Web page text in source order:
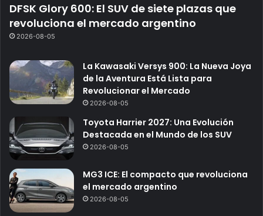
DFSK Glory 600: El SUV de siete plazas que
revoluciona el mercado argentino
2026-08-05
La Kawasaki Versys 900: La Nueva Joya
de la Aventura Está Lista para
Revolucionar el Mercado
2026-08-05
Toyota Harrier 2027: Una Evolución
Destacada en el Mundo de los SUV
2026-08-05
MG3 ICE: El compacto que revoluciona
el mercado argentino
2026-08-05